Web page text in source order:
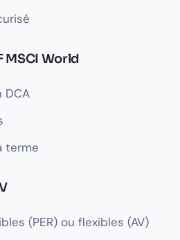
MSCI World
terme
(PER) ou flexibles (AV)